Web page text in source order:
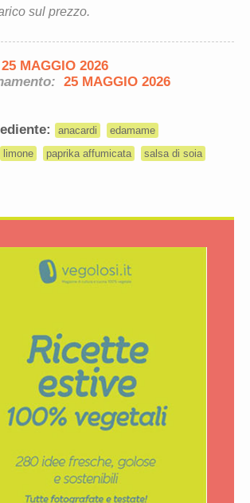
sul prezzo.
25 MAGGIO 2026
25 MAGGIO 2026
anacardi
edamame
limone paprika affumicata salsa di soia